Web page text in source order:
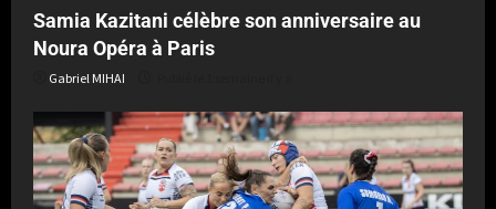
Samia Kazitani célèbre son anniversaire au
Noura Opéra à Paris
Gabriel MIHAI